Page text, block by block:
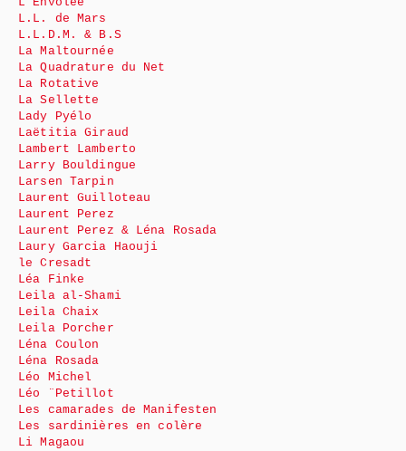
L.L. de Mars
L.L.D.M. & B.S
La Maltournée
La Quadrature du Net
La Rotative
La Sellette
Lady Pyélo
Laëtitia Giraud
Lambert Lamberto
Larry Bouldingue
Larsen Tarpin
Laurent Guilloteau
Laurent Perez
Laurent Perez & Léna Rosada
Laury Garcia Haouji
le Cresadt
Léa Finke
Leila al-Shami
Leila Chaix
Leila Porcher
Léna Coulon
Léna Rosada
Léo Michel
Léo ¨Petillot
Les camarades de Manifesten
Les sardinières en colère
Li Magaou